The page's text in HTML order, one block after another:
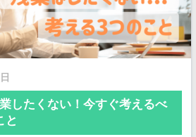
したくない！今すぐ考えるべ
と